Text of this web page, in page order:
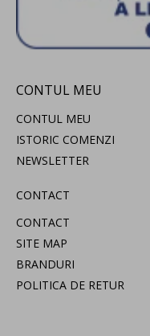
CONTUL MEU
CONTUL MEU
ISTORIC COMENZI
NEWSLETTER
CONTACT
CONTACT
SITE MAP
BRANDURI
POLITICA DE RETUR